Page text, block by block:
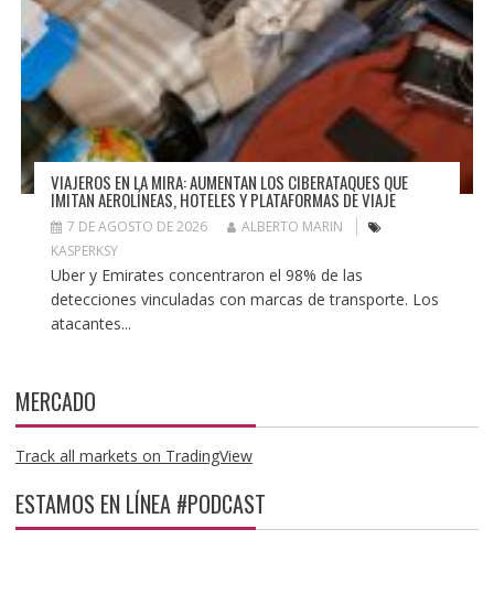
VIAJEROS EN LA MIRA: AUMENTAN LOS CIBERATAQUES QUE
IMITAN AEROLÍNEAS, HOTELES Y PLATAFORMAS DE VIAJE
7 DE AGOSTO DE 2026
ALBERTO MARIN
KASPERKSY
Uber y Emirates concentraron el 98% de las
detecciones vinculadas con marcas de transporte. Los
atacantes...
MERCADO
Track all markets on TradingView
ESTAMOS EN LÍNEA #PODCAST